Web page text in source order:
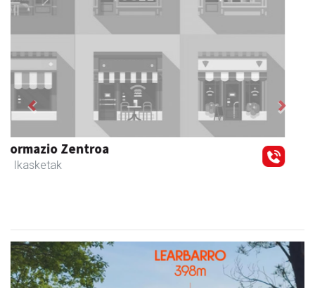
Egape Ikastola
Urnieta - Hezkuntza
Previous